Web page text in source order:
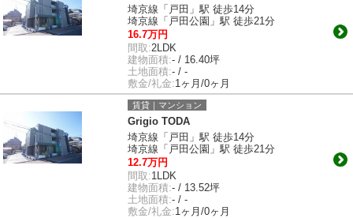
埼京線「戸田」駅 徒歩14分
埼京線「戸田公園」駅 徒歩21分
16.7万円
間取:2LDK
建物面積:- / 16.40坪
土地面積:- / -
敷金/礼金:1ヶ月/0ヶ月
賃貸｜マンション
Grigio TODA
埼京線「戸田」駅 徒歩14分
埼京線「戸田公園」駅 徒歩21分
12.7万円
間取:1LDK
建物面積:- / 13.52坪
土地面積:- / -
敷金/礼金:1ヶ月/0ヶ月